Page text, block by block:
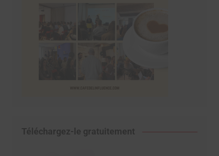
Téléchargez-le gratuitement